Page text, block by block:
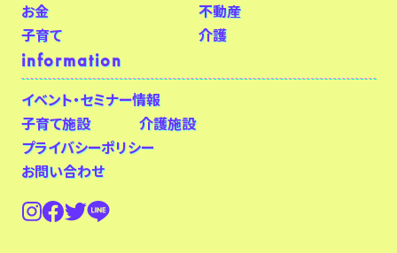
お金
不動産
子育て
介護
information
イベント・セミナー情報
子育て施設
介護施設
プライバシーポリシー
お問い合わせ